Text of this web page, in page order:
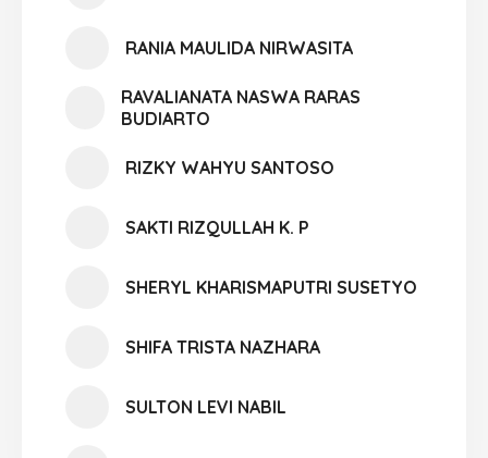
RANIA MAULIDA NIRWASITA
RAVALIANATA NASWA RARAS
BUDIARTO
RIZKY WAHYU SANTOSO
SAKTI RIZQULLAH K. P
SHERYL KHARISMAPUTRI SUSETYO
SHIFA TRISTA NAZHARA
SULTON LEVI NABIL